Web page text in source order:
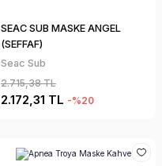
SEAC SUB MASKE ANGEL
(SEFFAF)
Seac Sub
2.715,38 TL
2.172,31 TL -%20